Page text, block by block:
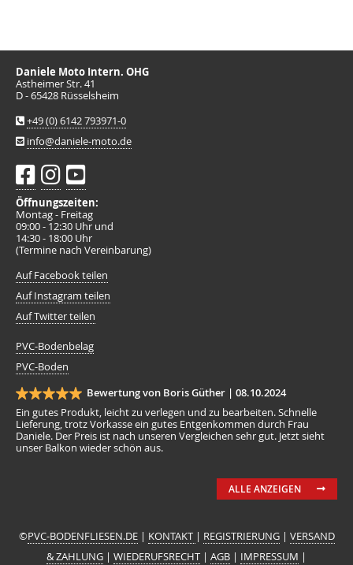
Daniele Moto Intern. OHG
Astheimer Str. 41
D - 65428 Rüsselsheim
+49 (0) 6142 793971-0
info@daniele-moto.de
Öffnungszeiten:
Montag - Freitag
09:00 - 12:30 Uhr und
14:30 - 18:00 Uhr
(Termine nach Vereinbarung)
Auf Facebook teilen
Auf Instagram teilen
Auf Twitter teilen
PVC-Bodenbelag
PVC-Boden
Bewertung von Boris Güther | 08.10.2024
Ein gutes Produkt, leicht zu verlegen und zu bearbeiten. Schnelle
Lieferung, trotz Vorkasse ein gutes Entgenkommen durch Frau
Daniele. Der Preis ist nach unseren Vergleichen sehr gut. Jetzt sieht
unser Balkon wieder schön aus.
ALLE ANZEIGEN
©PVC-BODENFLIESEN.DE| KONTAKT | REGISTRIERUNG| VERSAND
& ZAHLUNG | WIEDERUFSRECHT | AGB | IMPRESSUM |